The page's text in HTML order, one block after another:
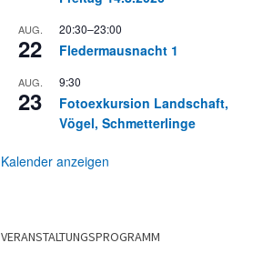
AUG.
22
20:30–23:00
Fledermausnacht 1
AUG.
23
9:30
Fotoexkursion Landschaft,
Vögel, Schmetterlinge
Kalender anzeigen
VERANSTALTUNGSPROGRAMM